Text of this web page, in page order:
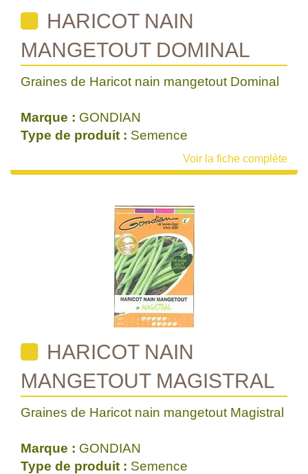
HARICOT NAIN
MANGETOUT DOMINAL
Graines de Haricot nain mangetout Dominal
Marque : GONDIAN
Type de produit : Semence
Voir la fiche complète
HARICOT NAIN
MANGETOUT MAGISTRAL
Graines de Haricot nain mangetout Magistral
Marque : GONDIAN
Type de produit : Semence